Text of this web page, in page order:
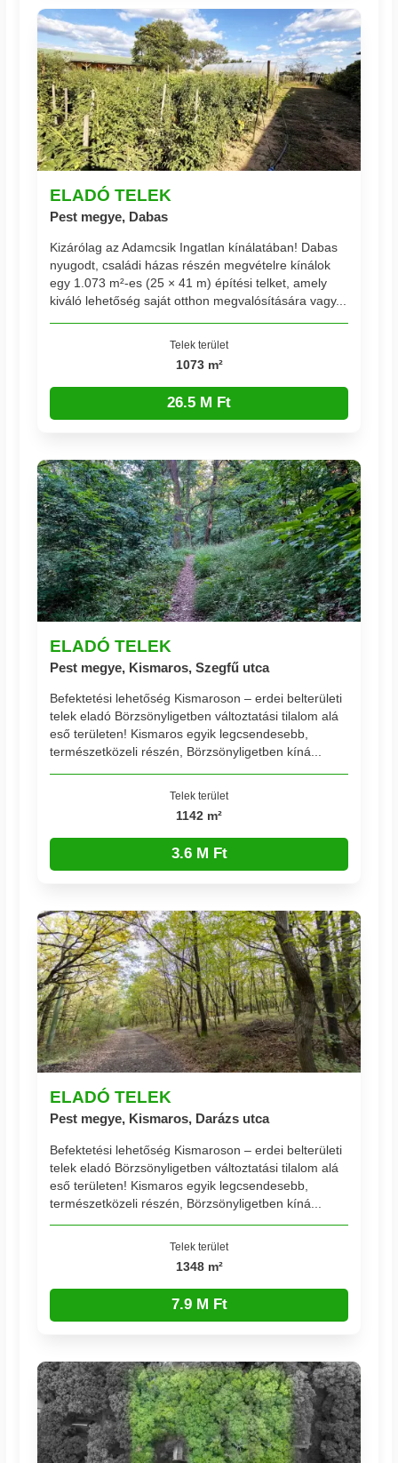
ELADÓ TELEK
Pest megye, Dabas
Kizárólag az Adamcsik Ingatlan kínálatában! Dabas
nyugodt, családi házas részén megvételre kínálok
egy 1.073 m²-es (25 × 41 m) építési telket, amely
kiváló lehetőség saját otthon megvalósítására vagy...
Telek terület
1073 m²
26.5 M Ft
ELADÓ TELEK
Pest megye, Kismaros, Szegfű utca
Befektetési lehetőség Kismaroson – erdei belterületi
telek eladó Börzsönyligetben változtatási tilalom alá
eső területen! Kismaros egyik legcsendesebb,
természetközeli részén, Börzsönyligetben kíná...
Telek terület
1142 m²
3.6 M Ft
ELADÓ TELEK
Pest megye, Kismaros, Darázs utca
Befektetési lehetőség Kismaroson – erdei belterületi
telek eladó Börzsönyligetben változtatási tilalom alá
eső területen! Kismaros egyik legcsendesebb,
természetközeli részén, Börzsönyligetben kíná...
Telek terület
1348 m²
7.9 M Ft